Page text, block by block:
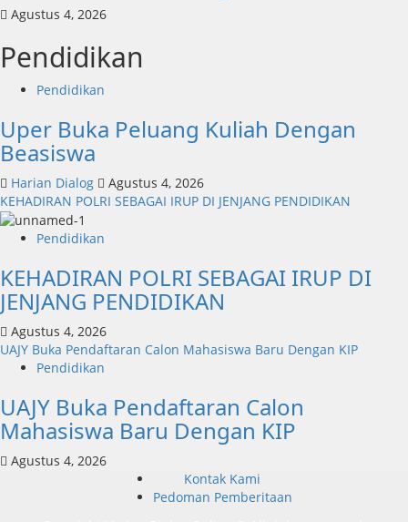
Agustus 4, 2026
Pendidikan
Pendidikan
Uper Buka Peluang Kuliah Dengan
Beasiswa
Harian Dialog
Agustus 4, 2026
KEHADIRAN POLRI SEBAGAI IRUP DI JENJANG PENDIDIKAN
Pendidikan
KEHADIRAN POLRI SEBAGAI IRUP DI
JENJANG PENDIDIKAN
Agustus 4, 2026
UAJY Buka Pendaftaran Calon Mahasiswa Baru Dengan KIP
Pendidikan
UAJY Buka Pendaftaran Calon
Mahasiswa Baru Dengan KIP
Agustus 4, 2026
Kontak Kami
Pedoman Pemberitaan